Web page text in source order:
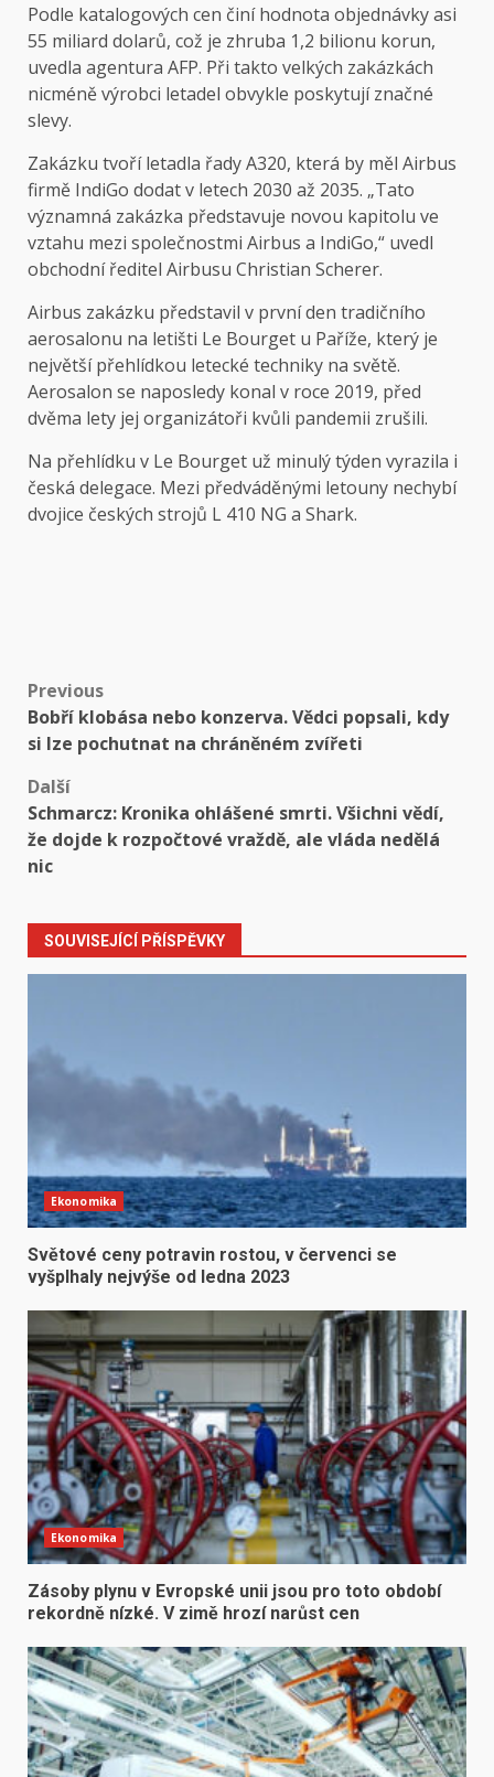
Podle katalogových cen činí hodnota objednávky asi
55 miliard dolarů, což je zhruba 1,2 bilionu korun,
uvedla agentura AFP. Při takto velkých zakázkách
nicméně výrobci letadel obvykle poskytují značné
slevy.
Zakázku tvoří letadla řady A320, která by měl Airbus
firmě IndiGo dodat v letech 2030 až 2035. „Tato
významná zakázka představuje novou kapitolu ve
vztahu mezi společnostmi Airbus a IndiGo,“ uvedl
obchodní ředitel Airbusu Christian Scherer.
Airbus zakázku představil v první den tradičního
aerosalonu na letišti Le Bourget u Paříže, který je
největší přehlídkou letecké techniky na světě.
Aerosalon se naposledy konal v roce 2019, před
dvěma lety jej organizátoři kvůli pandemii zrušili.
Na přehlídku v Le Bourget už minulý týden vyrazila i
česká delegace. Mezi předváděnými letouny nechybí
dvojice českých strojů L 410 NG a Shark.
Post
navigation
Previous
Bobří klobása nebo konzerva. Vědci popsali, kdy
si lze pochutnat na chráněném zvířeti
Další
Schmarcz: Kronika ohlášené smrti. Všichni vědí,
že dojde k rozpočtové vraždě, ale vláda nedělá
nic
SOUVISEJÍCÍ PŘÍSPĚVKY
Ekonomika
Světové ceny potravin rostou, v červenci se
vyšplhaly nejvýše od ledna 2023
Ekonomika
Zásoby plynu v Evropské unii jsou pro toto období
rekordně nízké. V zimě hrozí narůst cen